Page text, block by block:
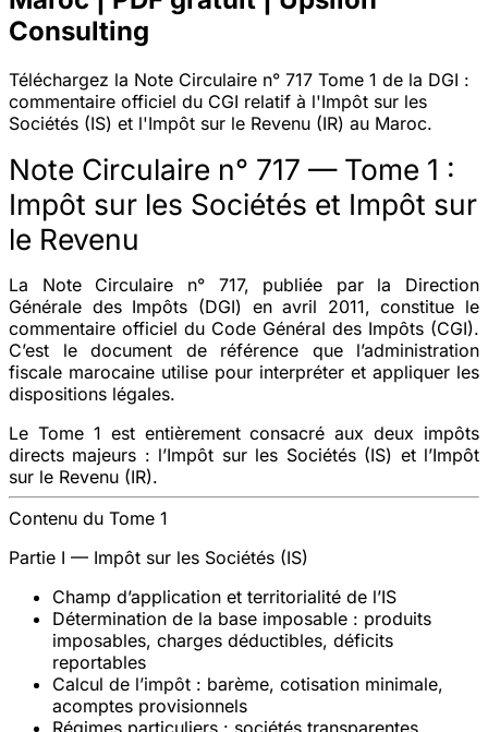
Consulting
Téléchargez la Note Circulaire n° 717 Tome 1 de la DGI :
commentaire officiel du CGI relatif à l'Impôt sur les
Sociétés (IS) et l'Impôt sur le Revenu (IR) au Maroc.
Note Circulaire n° 717 — Tome 1 :
Impôt sur les Sociétés et Impôt sur
le Revenu
La Note Circulaire n° 717, publiée par la Direction
Générale des Impôts (DGI) en avril 2011, constitue le
commentaire officiel du Code Général des Impôts (CGI).
C’est le document de référence que l’administration
fiscale marocaine utilise pour interpréter et appliquer les
dispositions légales.
Le Tome 1 est entièrement consacré aux deux impôts
directs majeurs : l’Impôt sur les Sociétés (IS) et l’Impôt
sur le Revenu (IR).
Contenu du Tome 1
Partie I — Impôt sur les Sociétés (IS)
Champ d’application et territorialité de l’IS
Détermination de la base imposable : produits
imposables, charges déductibles, déficits
reportables
Calcul de l’impôt : barème, cotisation minimale,
acomptes provisionnels
Régimes particuliers : sociétés transparentes,